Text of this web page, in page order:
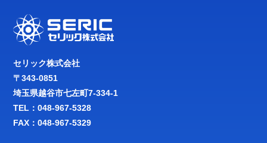
セリック株式会社
〒343-0851
埼玉県越谷市七左町7-334-1
TEL：048-967-5328
FAX：048-967-5329